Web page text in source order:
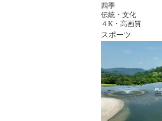
四季
伝統・文化
４K・高画質
スポーツ